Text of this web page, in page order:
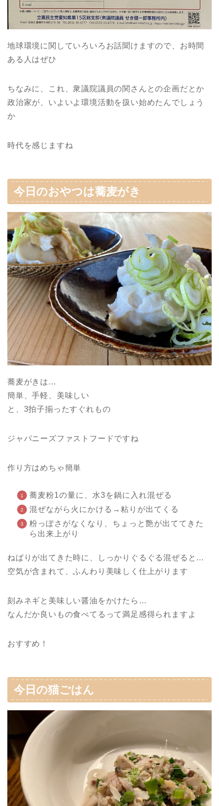
地球環境に関していろいろお話聞けますので、お時間
ある人はぜひ
ちなみに、これ、衆議院議員の関さんとの企画だとか
政治家が、いよいよ環境活動を扱い始めたんでしょう
か
時代を感じますね
今日のおやつは蕎麦がき
蕎麦がきは…
簡単、手軽、美味しい
と、3拍子揃ったすぐれもの
ジャパニーズファストフードですね
作り方はめちゃ簡単
蕎麦粉1の量に、水3を鍋に入れ混ぜる
混ぜながら火にかける→粘りが出てくる
粉っぽさがなくなり、ちょっと艶が出ててきた
ら出来上がり
ねばりが出てきた時に、しっかりぐるぐる混ぜると…
空気が含まれて、ふんわり美味しく仕上がります
刻みネギと美味しい醤油をかけたら…
なんだか良いもの食べてるって満足感得られますよ
おすすめ！
今日の猫ごはん